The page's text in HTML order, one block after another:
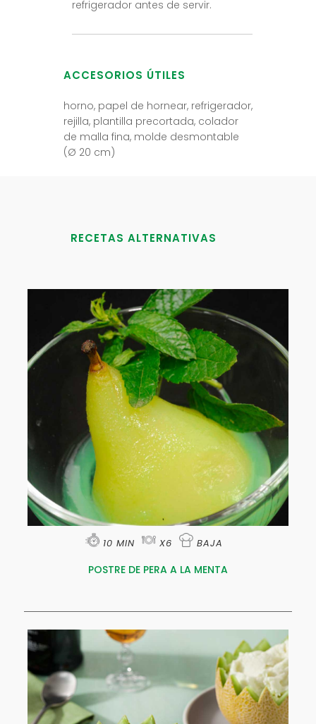
refrigerador antes de servir.
ACCESORIOS ÚTILES
horno, papel de hornear, refrigerador,
rejilla, plantilla precortada, colador
de malla fina, molde desmontable
(Ø 20 cm)
RECETAS ALTERNATIVAS
10 MIN X6 BAJA
POSTRE DE PERA A LA MENTA